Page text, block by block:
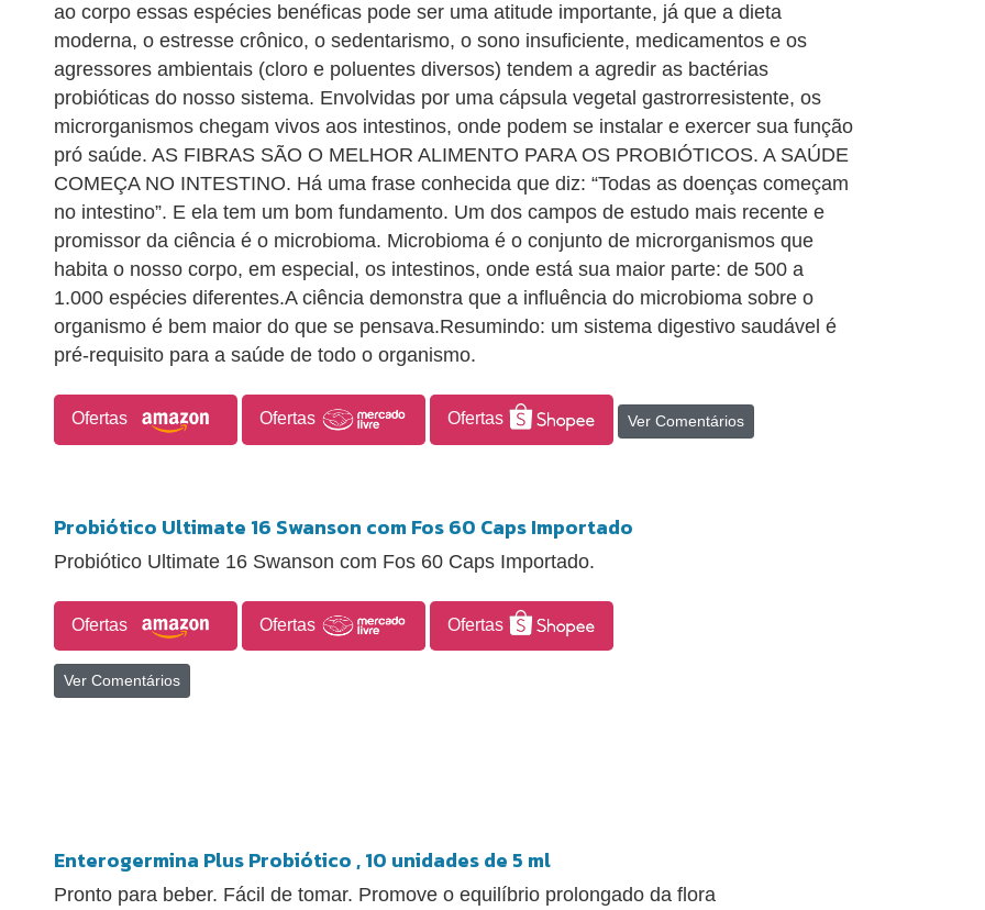
ao corpo essas espécies benéficas pode ser uma atitude importante, já que a dieta
moderna, o estresse crônico, o sedentarismo, o sono insuficiente, medicamentos e os
agressores ambientais (cloro e poluentes diversos) tendem a agredir as bactérias
probióticas do nosso sistema. Envolvidas por uma cápsula vegetal gastrorresistente, os
microrganismos chegam vivos aos intestinos, onde podem se instalar e exercer sua função
pró saúde. AS FIBRAS SÃO O MELHOR ALIMENTO PARA OS PROBIÓTICOS. A SAÚDE
COMEÇA NO INTESTINO. Há uma frase conhecida que diz: “Todas as doenças começam
no intestino”. E ela tem um bom fundamento. Um dos campos de estudo mais recente e
promissor da ciência é o microbioma. Microbioma é o conjunto de microrganismos que
habita o nosso corpo, em especial, os intestinos, onde está sua maior parte: de 500 a
1.000 espécies diferentes.A ciência demonstra que a influência do microbioma sobre o
organismo é bem maior do que se pensava.Resumindo: um sistema digestivo saudável é
pré-requisito para a saúde de todo o organismo.
Ofertas Ofertas Ofertas Ver Comentários
Probiótico Ultimate 16 Swanson com Fos 60 Caps Importado
Probiótico Ultimate 16 Swanson com Fos 60 Caps Importado.
Ofertas Ofertas Ofertas
Ver Comentários
Enterogermina Plus Probiótico , 10 unidades de 5 ml
Pronto para beber. Fácil de tomar. Promove o equilíbrio prolongado da flora